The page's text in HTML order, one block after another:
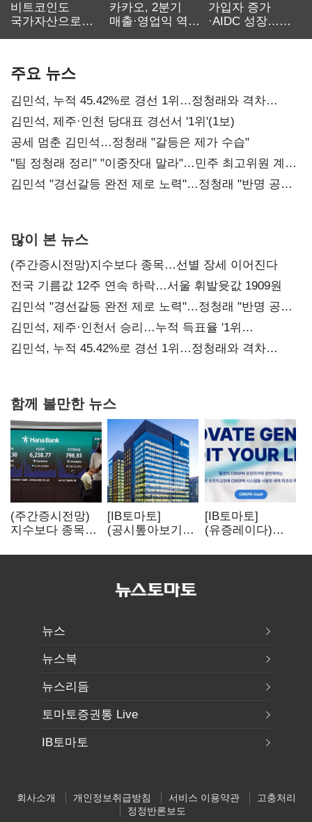
비트코인도
국가자산으로…'
카카오, 2분기
매출·영업익 역대
가입자 증가
·AIDC 성장…
주요 뉴스
김민석, 누적 45.42%로 경선 1위…정청래와 격차
0.86%p(2보)
김민석, 제주·인천 당대표 경선서 '1위'(1보)
공세 멈춘 김민석…정청래 "갈등은 제가 수습"
"팀 정청래 정리" "이중잣대 말라"…민주 최고위원 계파
다툼 격화
김민석 "경선갈등 완전 제로 노력"…정청래 "반명 공세
많이 본 뉴스
(주간증시전망)지수보다 종목…선별 장세 이어진다
전국 기름값 12주 연속 하락…서울 휘발윳값 1909원
김민석 "경선갈등 완전 제로 노력"…정청래 "반명 공세
사과부터"
김민석, 제주·인천서 승리…누적 득표율 '1위
탈환'(종합)
김민석, 누적 45.42%로 경선 1위…정청래와 격차
함께 볼만한 뉴스
(주간증시전망)
지수보다 종목…
이어진다
[IB토마토]
(공시톺아보기)
바로 매출로
[IB토마토]
(유증레이다)
3분의 1 토막…
뉴스
뉴스북
뉴스리듬
토마토증권통 Live
IB토마토
회사소개 개인정보취급방침 서비스 이용약관
고충처리
정정반론보도